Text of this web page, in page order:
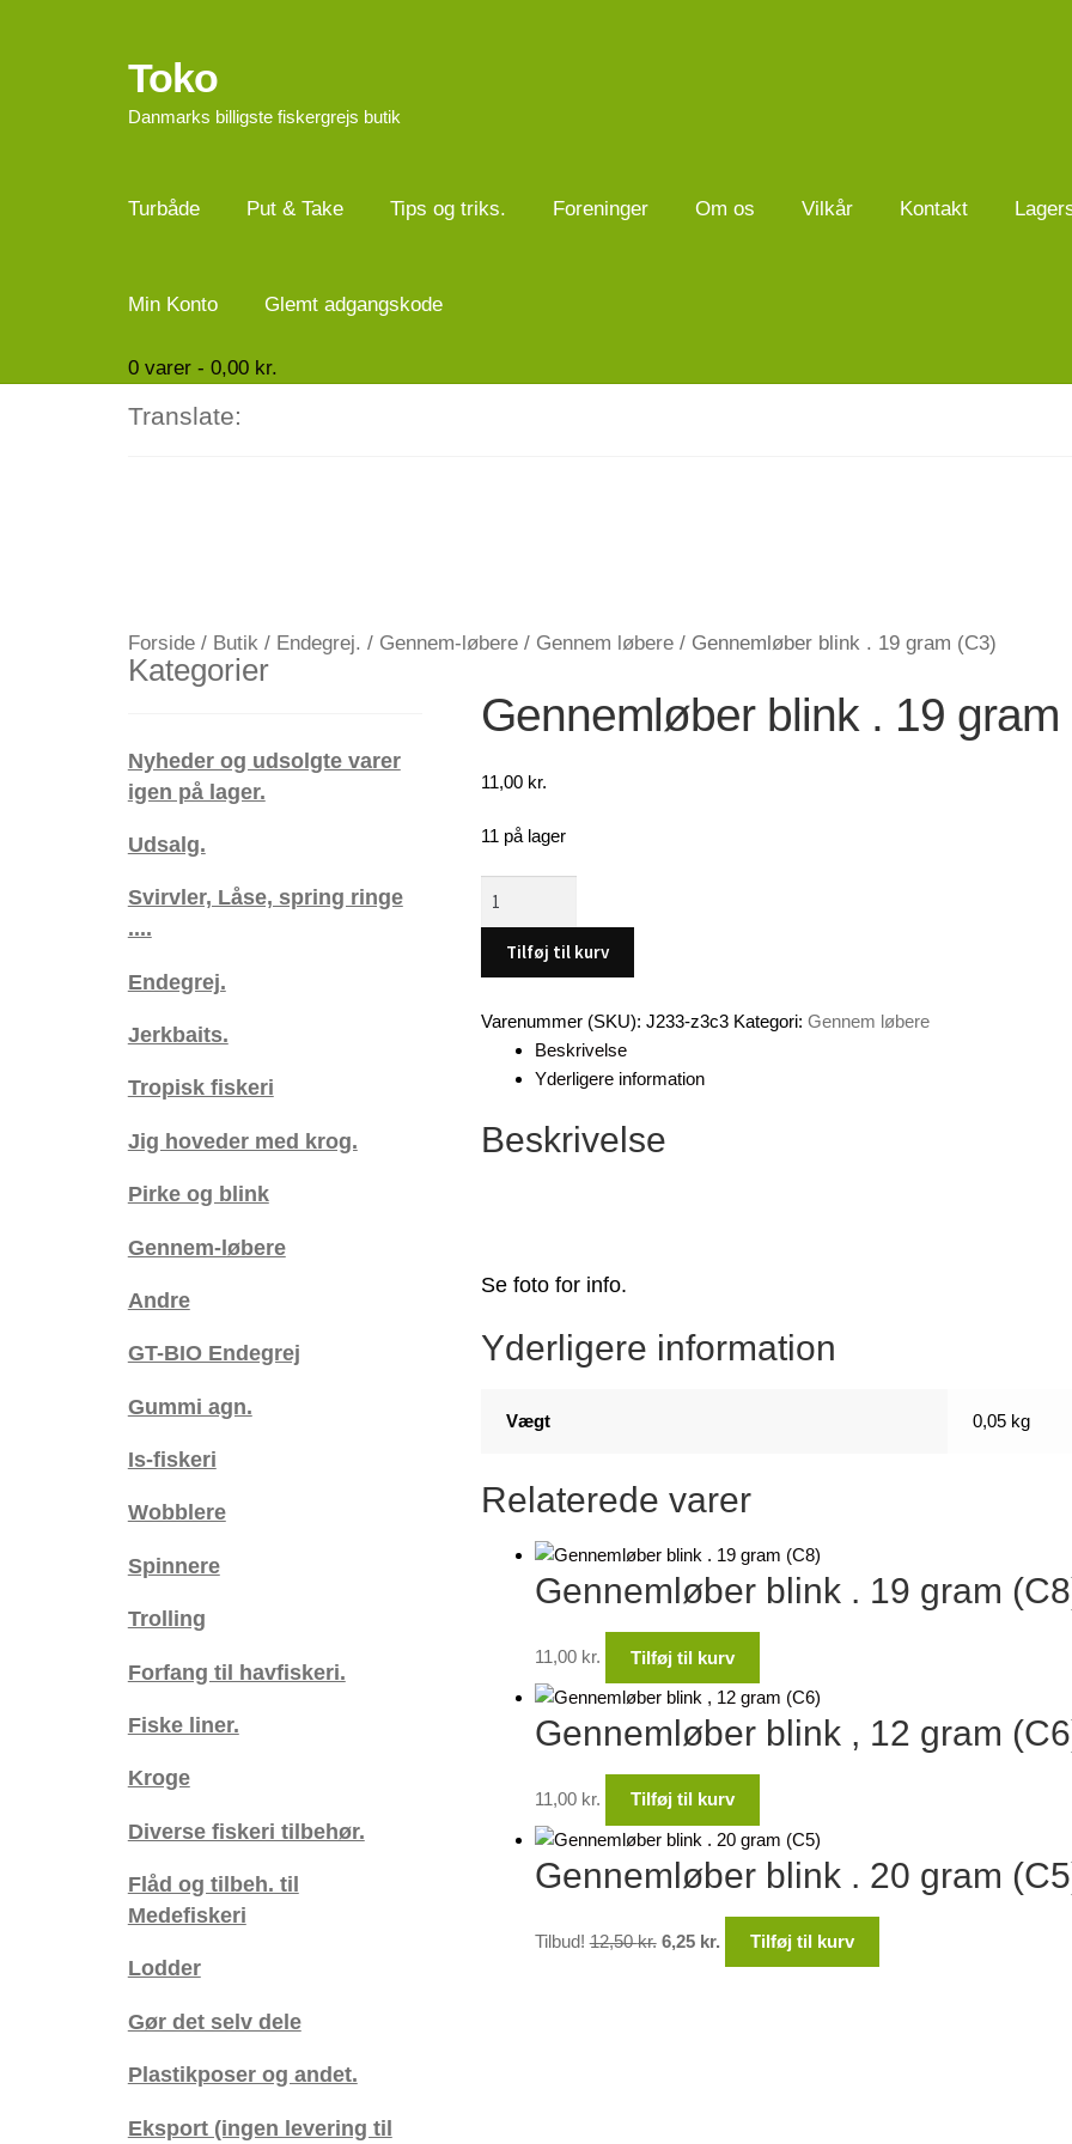
Spring
til
navigation
Spring
til
indhold
Toko
Danmarks billigste fiskergrejs butik
Turbåde Put & Take Tips og triks. Foreninger Om os Vilkår Kontakt
Min Konto Glemt adgangskode
0varer - 0,00 kr.
Translate:
Forside/ Butik / Endegrej. / Gennem-løbere/ Gennem løbere/ Gennemløber blink . 19 gram (C3)
Gennemløber blink . 19 gram
11,00 kr.
11 på lager
19
(C3)
antal
Tilføj til kurv
Varenummer (SKU): J233-z3c3 Kategori: Gennem løbere
Beskrivelse
Yderligere information
Beskrivelse
Se foto for info.
Yderligere information
Vægt 0,05 kg
Relaterede varer
Gennemløber blink . 19 gram
11,00 kr. Tilføj til kurv
Gennemløber blink , 12 gram
11,00 kr. Tilføj til kurv
Gennemløber blink . 20 gram
Tilbud! 12,50kr. 6,25 kr. Tilføj til kurv
Kategorier
Nyheder og udsolgte varer
igen på lager.
Udsalg.
Svirvler, Låse, spring ringe
....
Endegrej.
Jerkbaits.
Tropisk fiskeri
Jig hoveder med krog.
Pirke og blink
Gennem-løbere
Andre
GT-BIO Endegrej
Gummi agn.
Is-fiskeri
Wobblere
Spinnere
Trolling
Forfang til havfiskeri.
Fiske liner.
Kroge
Diverse fiskeri tilbehør.
Flåd og tilbeh. til
Medefiskeri
Lodder
Gør det selv dele
Plastikposer og andet.
Eksport (ingen levering til